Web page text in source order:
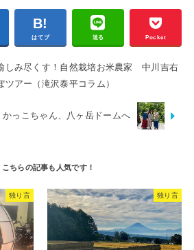
はてブ 送る Pocket
しみ尽くす！自然栽培お米農家 中川吉右
アー（滝沢泰平コラム）
かっこちゃん、八ヶ岳ドームへ
独り言 独り言